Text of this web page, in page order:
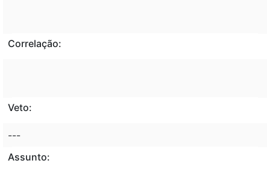
Correlação:
Veto:
---
Assunto: